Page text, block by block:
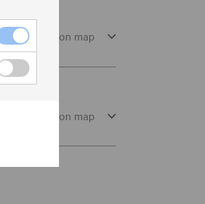
Show on map
Show on map